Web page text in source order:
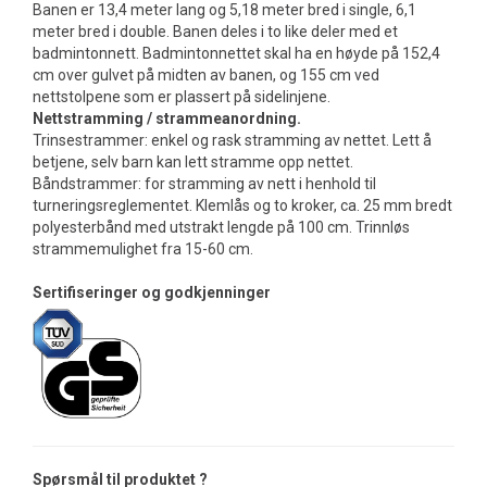
Banen er 13,4 meter lang og 5,18 meter bred i single, 6,1
meter bred i double. Banen deles i to like deler med et
badmintonnett. Badmintonnettet skal ha en høyde på 152,4
cm over gulvet på midten av banen, og 155 cm ved
nettstolpene som er plassert på sidelinjene.
Nettstramming / strammeanordning.
Trinsestrammer: enkel og rask stramming av nettet. Lett å
betjene, selv barn kan lett stramme opp nettet.
Båndstrammer: for stramming av nett i henhold til
turneringsreglementet. Klemlås og to kroker, ca. 25 mm bredt
polyesterbånd med utstrakt lengde på 100 cm. Trinnløs
strammemulighet fra 15-60 cm.
Sertifiseringer og godkjenninger
Spørsmål til produktet ?